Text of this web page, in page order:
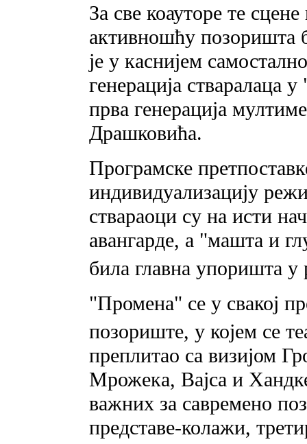
За све коауторе те
активношћу позоришта
је у каснијем
генерација стваралаца
прва генерација
Драшковића.
Програмске
индивидуализацију
ствараоци су на исти
авангарде, a "машта и
била главна упоришта
"Промена" се у свакој
позориште, у којем се
преплитао са визијом
Мрожека, Вајса и
важних за савремено
представе-колажи,